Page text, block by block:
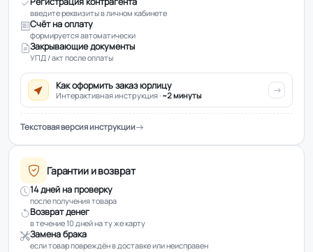
введите реквизиты в личном кабинете
Счёт на оплату
формируется автоматически
Закрывающие документы
УПД / акт после оплаты
Как оформить заказ юрлицу
Интерактивная инструкция · ~2 минуты
Текстовая версия инструкции
Гарантии и возврат
14 дней на проверку
после получения товара
Возврат денег
в течение 10 дней на ту же карту
Замена брака
если товар повреждён в доставке или неисправен